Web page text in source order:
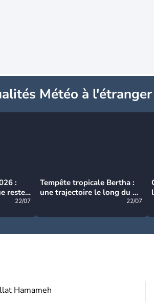
Météo à l'étranger
:
reste
22/07
Tempête tropicale Bertha :
une trajectoire le long du du
22/07
Hamameh